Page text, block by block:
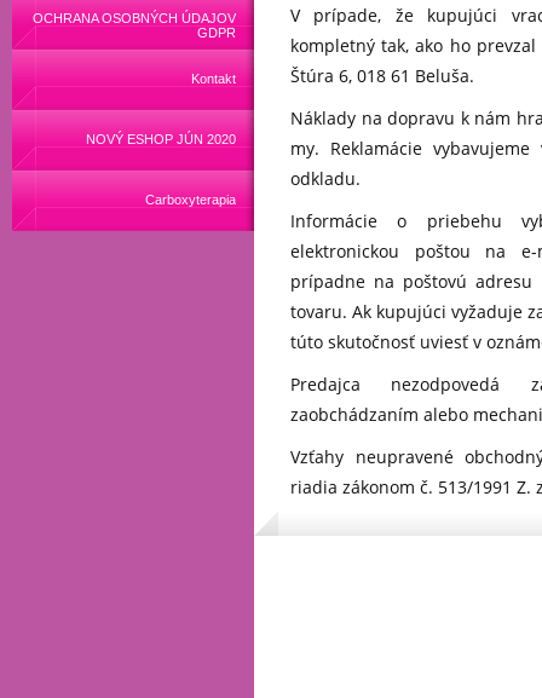
OCHRANA OSOBNÝCH ÚDAJOV
GDPR
Kontakt
NOVÝ ESHOP JÚN 2020
Carboxyterapia
V prípade, že kupujúci
kompletný tak, ako ho
Štúra 6, 018 61 Beluša.
Náklady na dopravu k nám
my. Reklamácie
odkladu.
Informácie o priebehu
elektronickou poštou na
prípadne na poštovú adresu
tovaru. Ak kupujúci vyžaduje
túto skutočnosť uviesť v
Predajca nezodpovedá
zaobchádzaním alebo
Vzťahy neupravené
riadia zákonom č. 513/1991